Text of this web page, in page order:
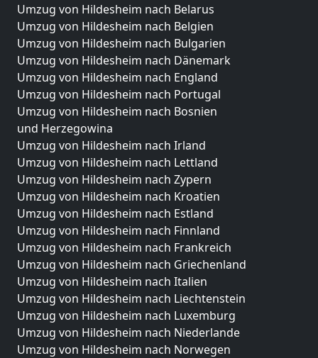
Umzug von Hildesheim nach Belarus
Umzug von Hildesheim nach Belgien
Umzug von Hildesheim nach Bulgarien
Umzug von Hildesheim nach Dänemark
Umzug von Hildesheim nach England
Umzug von Hildesheim nach Portugal
Umzug von Hildesheim nach Bosnien
und Herzegowina
Umzug von Hildesheim nach Irland
Umzug von Hildesheim nach Lettland
Umzug von Hildesheim nach Zypern
Umzug von Hildesheim nach Kroatien
Umzug von Hildesheim nach Estland
Umzug von Hildesheim nach Finnland
Umzug von Hildesheim nach Frankreich
Umzug von Hildesheim nach Griechenland
Umzug von Hildesheim nach Italien
Umzug von Hildesheim nach Liechtenstein
Umzug von Hildesheim nach Luxemburg
Umzug von Hildesheim nach Niederlande
Umzug von Hildesheim nach Norwegen